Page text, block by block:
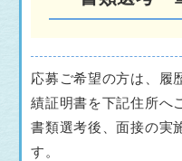
応募ご希望の方は、履
績証明書を下記住所へ
書類選考後、面接の実
す。